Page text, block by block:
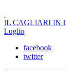
IL CAGLIARI IN
Luglio
facebook
twitter